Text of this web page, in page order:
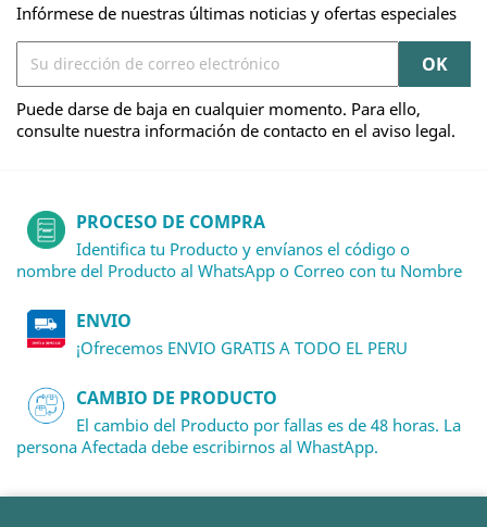
Infórmese de nuestras últimas noticias y ofertas especiales
Puede darse de baja en cualquier momento. Para ello,
consulte nuestra información de contacto en el aviso legal.
PROCESO DE COMPRA
Identifica tu Producto y envíanos el código o
nombre del Producto al WhatsApp o Correo con tu Nombre
ENVIO
¡Ofrecemos ENVIO GRATIS A TODO EL PERU
CAMBIO DE PRODUCTO
El cambio del Producto por fallas es de 48 horas. La
persona Afectada debe escribirnos al WhastApp.